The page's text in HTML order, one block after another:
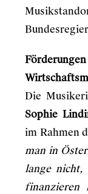
Die
Sophie
im Rahmen
man in
lange nicht,
finanzieren